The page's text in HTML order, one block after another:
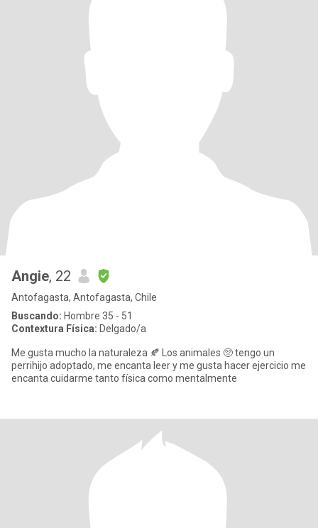
Angie, 22
Antofagasta, Antofagasta, Chile
Buscando: Hombre 35 - 51
Contextura Física: Delgado/a
Me gusta mucho la naturaleza 🍂 Los animales 🥺 tengo un
perrihijo adoptado, me encanta leer y me gusta hacer ejercicio me
encanta cuidarme tanto física como mentalmente